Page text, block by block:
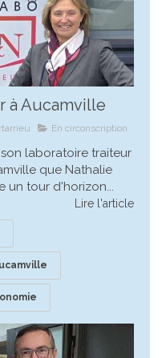
à Aucamville
En circonscription
son laboratoire traiteur
que Nathalie
un tour d'horizon...
Lire l'article